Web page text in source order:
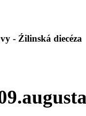
- Źilinská diecéza